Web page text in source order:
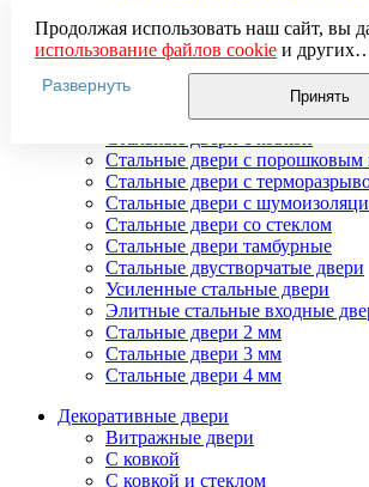
Стальные двери в подъезд
Стальные двери внутреннего
Стальные двери массив
Стальные двери мдф
Стальные двери с зеркалом
Стальные двери с
Стальные двери с
Стальные двери с
Стальные двери со стеклом
Стальные двери тамбурные
Стальные двустворчатые двери
Усиленные стальные двери
Элитные стальные входные
Стальные двери 2 мм
Стальные двери 3 мм
Стальные двери 4 мм
Декоративные двери
Витражные двери
С ковкой
С ковкой и стеклом
Продолжая использовать наш сайт, вы
использование файлов cookieи других
пользовательских данных (включая IP-
местоположении, устройстве, действиях на сайте и
для функционирования сайта,
использования систем аналитики
Яндекс.Метрика), в соответствии с
обработки персональных данных.
Если вы не хотите, чтобы ваши данные
настройте ограничения в браузере или
Развернуть
Принять